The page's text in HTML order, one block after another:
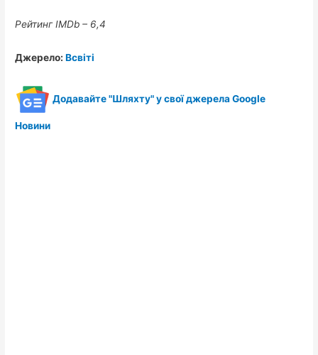
Рейтинг IMDb – 6,4
Джерело:Всвіті
Додавайте "Шляхту" у свої джерела Google
Новини